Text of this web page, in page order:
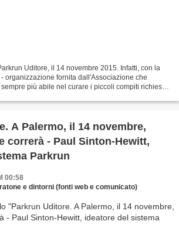
Uditore, il 14 novembre 2015. Infatti, con la
organizzazione fornita dall'Associazione che
più abile nel curare i piccoli compiti richiesti,
A Palermo, il 14 novembre,
correrà - Paul Sinton-Hewitt,
Parkrun
00:58
e dintorni (fonti web e comunicato)